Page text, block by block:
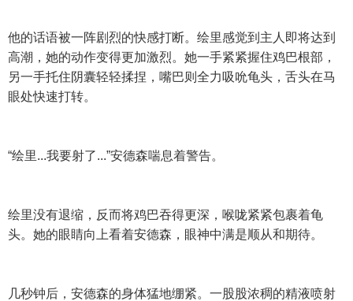
他的话语被一阵剧烈的快感打断。绘里感觉到主人即将达到
高潮，她的动作变得更加激烈。她一手紧紧握住鸡巴根部，
另一手托住阴囊轻轻揉捏，嘴巴则全力吸吮龟头，舌头在马
眼处快速打转。
“绘里...我要射了...”安德森喘息着警告。
绘里没有退缩，反而将鸡巴吞得更深，喉咙紧紧包裹着龟
头。她的眼睛向上看着安德森，眼神中满是顺从和期待。
几秒钟后，安德森的身体猛地绷紧。一股股浓稠的精液喷射